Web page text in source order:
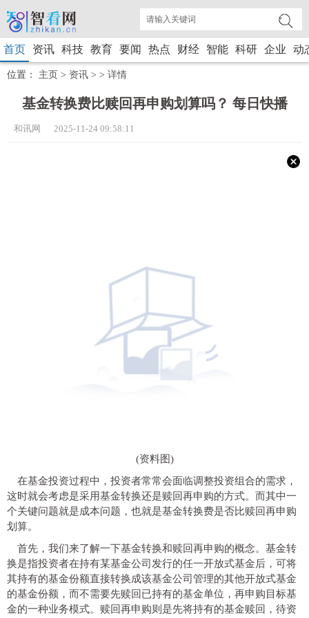
首页 资讯 科技 教育 要闻 热点 财经 智能 科研 企业 动
位置： 主页 > 资讯 > > 详情
基金转换费比赎回再申购划算吗？ 每日快播
和讯网 2025-11-24 09:58:11
(资料图)
在基金投资过程中，投资者常常会面临调整投资组合的需求，
这时就会考虑是采用基金转换还是赎回再申购的方式。而其中一
个关键问题就是成本问题，也就是基金转换费是否比赎回再申购
划算。
首先，我们来了解一下基金转换和赎回再申购的概念。基金转
换是指投资者在持有某基金公司发行的任一开放式基金后，可将
其持有的基金份额直接转换成该基金公司管理的其他开放式基金
的基金份额，而不需要先赎回已持有的基金单位，再申购目标基
金的一种业务模式。赎回再申购则是先将持有的基金赎回，待资